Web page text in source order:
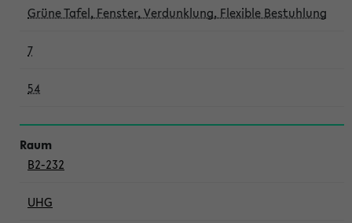
Grüne Tafel, Fenster, Verdunklung, Flexible Bestuhlung
7
54
B2-232
UHG